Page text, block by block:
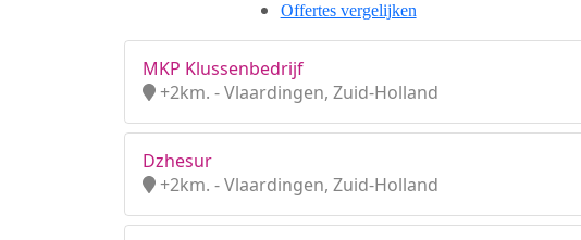
Offertes vergelijken
MKP Klussenbedrijf
+2km. - Vlaardingen, Zuid-Holland
Dzhesur
+2km. - Vlaardingen, Zuid-Holland